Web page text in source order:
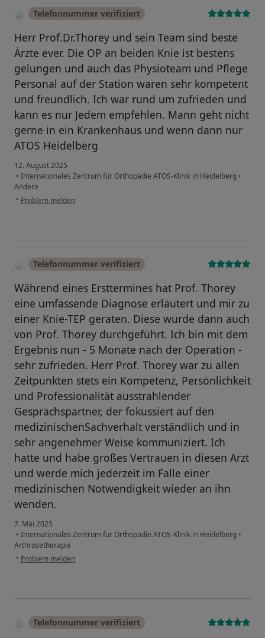
Telefonnummer verifiziert
Herr Prof.Dr.Thorey und sein Team sind beste
Ärzte ever. Die OP an beiden Knie ist bestens
gelungen und auch das Physioteam und Pflege
Personal auf der Station waren sehr kompetent
und freundlich. Ich war rund um zufrieden und
kann es nur Jedem empfehlen. Mann geht nicht
gerne in ein Krankenhaus und wenn dann nur
ATOS Heidelberg
12. August 2025
• Internationales Zentrum für Orthopädie ATOS-Klinik in Heidelberg •
Andere
• Problem melden
Telefonnummer verifiziert
Während eines Ersttermines hat Prof. Thorey
eine umfassende Diagnose erläutert und mir zu
einer Knie-TEP geraten. Diese wurde dann auch
von Prof. Thorey durchgeführt. Ich bin mit dem
Ergebnis nun - 5 Monate nach der Operation -
sehr zufrieden. Herr Prof. Thorey war zu allen
Zeitpunkten stets ein Kompetenz, Persönlichkeit
und Professionalität ausstrahlender
Gesprächspartner, der fokussiert auf den
medizinischenSachverhalt verständlich und in
sehr angenehmer Weise kommuniziert. Ich
hatte und habe großes Vertrauen in diesen Arzt
und werde mich jederzeit im Falle einer
medizinischen Notwendigkeit wieder an ihn
wenden.
7. Mai 2025
• Internationales Zentrum für Orthopädie ATOS-Klinik in Heidelberg •
Arthrosetherapie
• Problem melden
Telefonnummer verifiziert